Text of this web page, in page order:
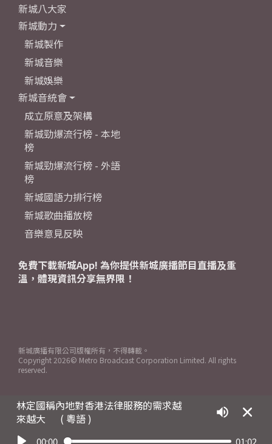
林定國稱內地對香港法律服務的需求越
來越大
( 粵語 )
00:00 01:02
新城八大家
新城動力
新城製作
新城音樂
新城娛樂
新城音統會
成立原意及架構
新城勁爆流行榜 - 本地
榜
新城勁爆流行榜 - 外語
榜
新城國語力排行榜
新城歌曲播放榜
音樂意見反映
免費下載新城App! 為你提供新城廣播節目直播及重
溫，體現資訊分享無界限！
新城廣播有限公司版權所有，不得轉載。
Copyright 2026© Metro Broadcast Corporation Limited. All rights
reserved.